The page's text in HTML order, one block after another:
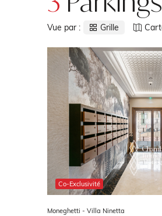
Vue par : Grille
Co-Exclusivité
Moneghetti - Villa Ninetta